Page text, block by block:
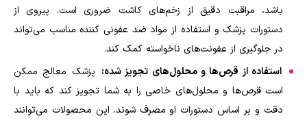
باشد، مراقبت دقیق از زخم‌های کاشت ضروری است. پیروی از
دستورات پزشک و استفاده از مواد ضد عفونی کننده مناسب می‌تواند
در جلوگیری از عفونت‌های ناخواسته کمک کند.
استفاده از قرص‌ها و محلول‌های تجویز شده: پزشک معالج ممکن
است قرص‌ها و محلول‌های خاصی را به شما تجویز کند که باید با
دقت و بر اساس دستورات او مصرف شوند. این محصولات می‌توانند